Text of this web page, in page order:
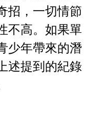
招，一切情節
不高。如果單
少年帶來的潛
述提到的紀錄